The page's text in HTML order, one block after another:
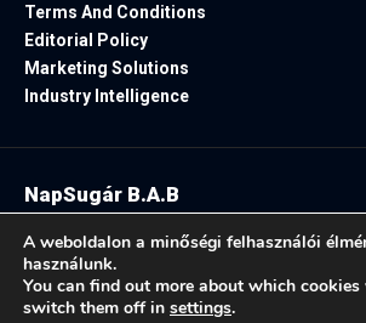
Terms And Conditions
Editorial Policy
Marketing Solutions
Industry Intelligence
Follow US:
NapSugár B.A.B
A weboldalon a minőségi felhasználói
használunk.
You can find out more about which cookies
switch them off in settings.